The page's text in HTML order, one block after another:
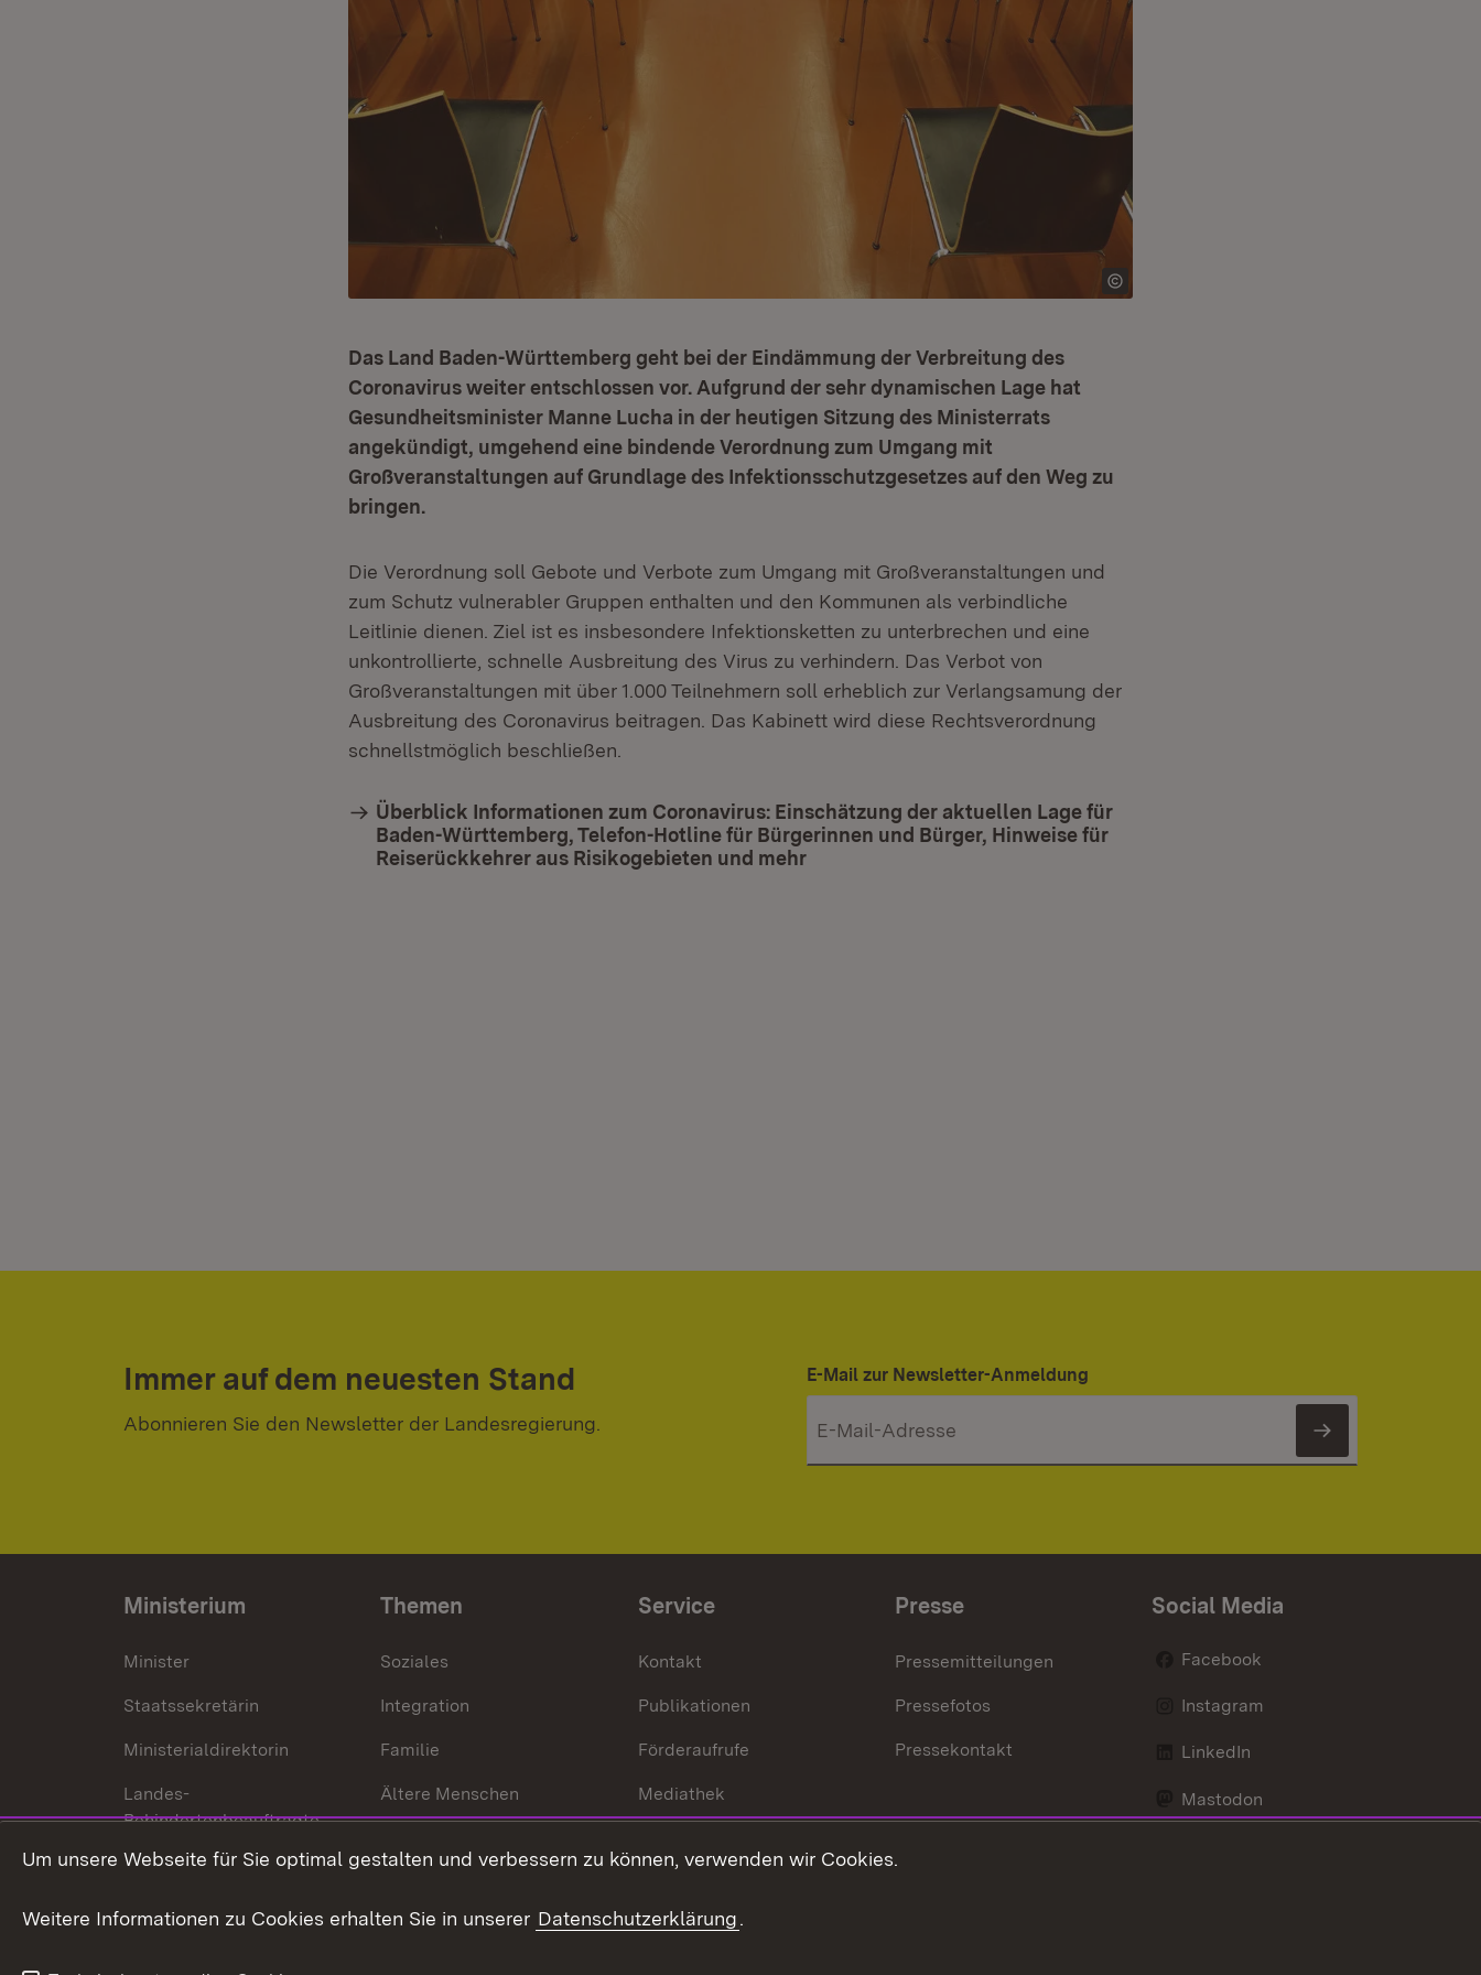
Das Land Baden-Württemberg geht bei der Eindämmung der Verbreitung des
Coronavirus weiter entschlossen vor. Aufgrund der sehr dynamischen Lage hat
Gesundheitsminister Manne Lucha in der heutigen Sitzung des Ministerrats
angekündigt, umgehend eine bindende Verordnung zum Umgang mit
Großveranstaltungen auf Grundlage des Infektionsschutzgesetzes auf den Weg zu
bringen.
Die Verordnung soll Gebote und Verbote zum Umgang mit Großveranstaltungen und
zum Schutz vulnerabler Gruppen enthalten und den Kommunen als verbindliche
Leitlinie dienen. Ziel ist es insbesondere Infektionsketten zu unterbrechen und eine
unkontrollierte, schnelle Ausbreitung des Virus zu verhindern. Das Verbot von
Großveranstaltungen mit über 1.000 Teilnehmern soll erheblich zur Verlangsamung der
Ausbreitung des Coronavirus beitragen. Das Kabinett wird diese Rechtsverordnung
schnellstmöglich beschließen.
Überblick Informationen zum Coronavirus: Einschätzung der aktuellen Lage für
Baden-Württemberg, Telefon-Hotline für Bürgerinnen und Bürger, Hinweise für
Reiserückkehrer aus Risikogebieten und mehr
Immer auf dem neuesten Stand
Abonnieren Sie den Newsletter der Landesregierung.
E-Mail zur Newsletter-Anmeldung
Newsletter
Ministerium
Minister
Staatssekretärin
Ministerialdirektorin
Landes-
Behindertenbeauftragte
Bürgerreferent
Karriere
Themen
Soziales
Integration
Familie
Ältere Menschen
Behinderungen
Bürgerengagement
Service
Kontakt
Publikationen
Förderaufrufe
Mediathek
Presse
Pressemitteilungen
Pressefotos
Pressekontakt
Social Media
Facebook
Instagram
LinkedIn
Mastodon
Um unsere Webseite für Sie optimal gestalten und verbessern zu können, verwenden wir Cookies.
Weitere Informationen zu Cookies erhalten Sie in unserer Datenschutzerklärung.